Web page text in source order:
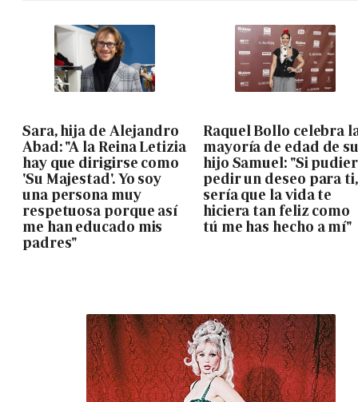
Sara, hija de Alejandro
Abad: "A la Reina Letizia
hay que dirigirse como
'Su Majestad'. Yo soy
una persona muy
respetuosa porque así
me han educado mis
padres"
Raquel Bollo celebra
mayoría de edad de
hijo Samuel: "Si
pedir un deseo para ti,
sería que la vida te
hiciera tan feliz como
tú me has hecho a mí"